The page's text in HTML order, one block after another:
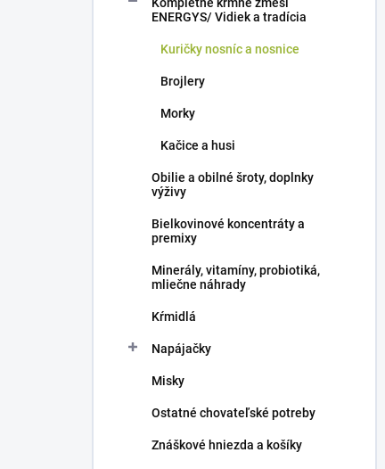
ENERGYS/ Vidiek a tradícia
Kuričky nosníc a nosnice
Brojlery
Morky
Kačice a husi
Obilie a obilné šroty, doplnky
výživy
Bielkovinové koncentráty a
premixy
Minerály, vitamíny, probiotiká,
mliečne náhrady
Kŕmidlá
Napájačky
Misky
Ostatné chovateľské potreby
Znáškové hniezda a košíky